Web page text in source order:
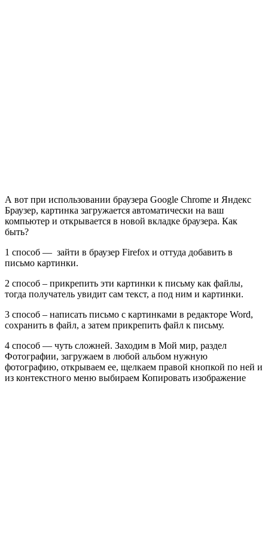
А вот при использовании браузера Google Chrome и Яндекс
Браузер, картинка загружается автоматически на ваш
компьютер и открывается в новой вкладке браузера. Как
быть?
1 способ — зайти в браузер Firefox и оттуда добавить в
письмо картинки.
2 способ – прикрепить эти картинки к письму как файлы,
тогда получатель увидит сам текст, а под ним и картинки.
3 способ – написать письмо с картинками в редакторе Word,
сохранить в файл, а затем прикрепить файл к письму.
4 способ — чуть сложней. Заходим в Мой мир, раздел
Фотографии, загружаем в любой альбом нужную
фотографию, открываем ее, щелкаем правой кнопкой по ней и
из контекстного меню выбираем Копировать изображение